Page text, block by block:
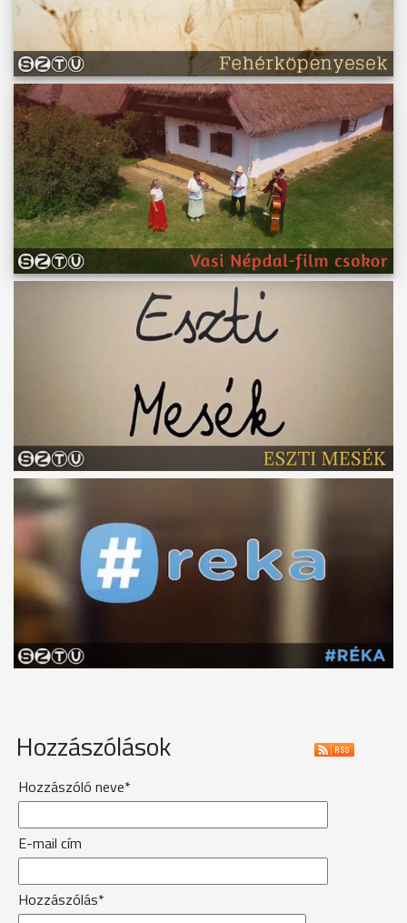
Hozzászólások
Hozzászóló neve*
E-mail cím
Hozzászólás*